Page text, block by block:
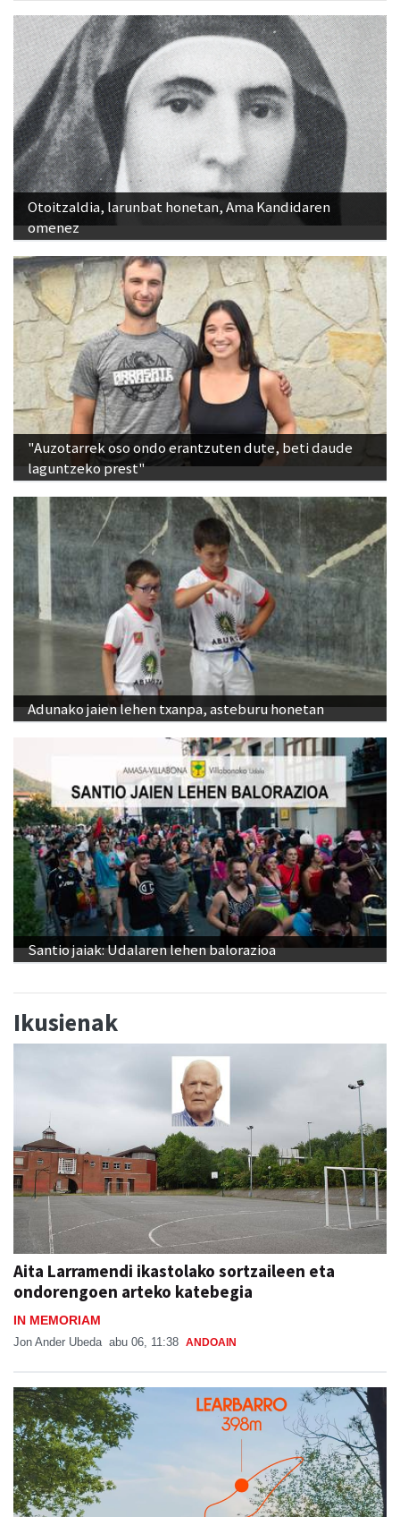
Otoitzaldia, larunbat honetan, Ama Kandidaren
omenez
"Auzotarrek oso ondo erantzuten dute, beti daude
laguntzeko prest"
Adunako jaien lehen txanpa, asteburu honetan
Santio jaiak: Udalaren lehen balorazioa
Ikusienak
Aita Larramendi ikastolako sortzaileen eta
ondorengoen arteko katebegia
IN MEMORIAM
Jon Ander Ubeda abu 06, 11:38 ANDOAIN